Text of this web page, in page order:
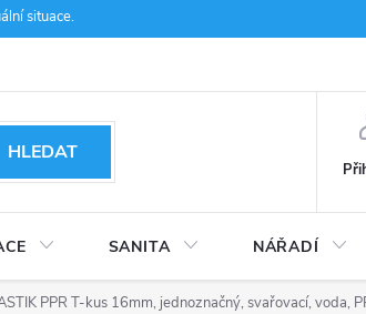
situace.
HLEDAT
SANITA NÁŘADÍ
PPR T-kus 16mm, jednoznačný, svařovací, voda,